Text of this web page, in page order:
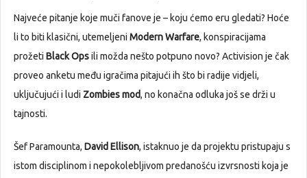
Najveće pitanje koje muči fanove je – koju ćemo eru gledati? Hoće
li to biti klasični, utemeljeni Modern Warfare, konspiracijama
prožeti Black Opsili možda nešto potpuno novo? Activision je čak
proveo anketu među igračima pitajući ih što bi radije vidjeli,
uključujući i ludi Zombies mod, no konačna odluka još se drži u
tajnosti.
Šef Paramounta, David Ellison, istaknuo je da projektu pristupaju s
istom disciplinom i nepokolebljivom predanošću izvrsnosti koja je